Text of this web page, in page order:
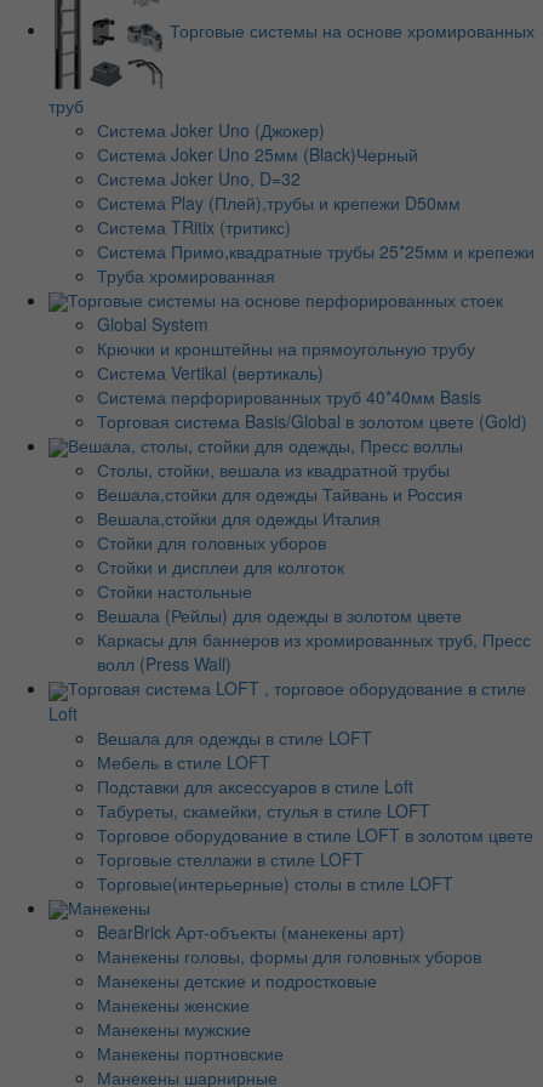
Торговые системы на основе хромированных
труб
Система Joker Uno (Джокер)
Система Joker Uno 25мм (Black)Черный
Система Joker Uno, D=32
Система Play (Плей),трубы и крепежи D50мм
Система TRitix (тритикс)
Система Примо,квадратные трубы 25*25мм и крепежи
Труба хромированная
Торговые системы на основе перфорированных стоек
Global System
Крючки и кронштейны на прямоугольную трубу
Система Vertikal (вертикаль)
Система перфорированных труб 40*40мм Basis
Торговая система Basis/Global в золотом цвете (Gold)
Вешала, столы, стойки для одежды, Пресс воллы
Столы, стойки, вешала из квадратной трубы
Вешала,стойки для одежды Тайвань и Россия
Вешала,стойки для одежды Италия
Стойки для головных уборов
Стойки и дисплеи для колготок
Стойки настольные
Вешала (Рейлы) для одежды в золотом цвете
Каркасы для баннеров из хромированных труб, Пресс
волл (Press Wall)
Торговая система LOFT , торговое оборудование в стиле
Loft
Вешала для одежды в стиле LOFT
Мебель в стиле LOFT
Подставки для аксессуаров в стиле Loft
Табуреты, скамейки, стулья в стиле LOFT
Торговое оборудование в стиле LOFT в золотом цвете
Торговые стеллажи в стиле LOFT
Торговые(интерьерные) столы в стиле LOFT
Манекены
BearBrick Арт-объекты (манекены арт)
Манекены головы, формы для головных уборов
Манекены детские и подростковые
Манекены женские
Манекены мужские
Манекены портновские
Манекены шарнирные